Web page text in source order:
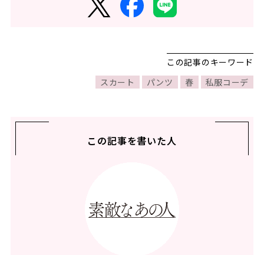
この記事のキーワード
スカート
パンツ 春 私服コーデ
この記事を書いた人